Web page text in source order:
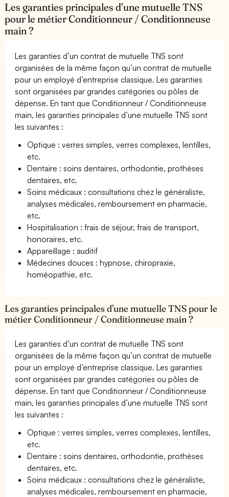
Les garanties principales d’une mutuelle TNS
pour le métier Conditionneur / Conditionneuse
main ?
Les garanties d’un contrat de mutuelle TNS sont
organisées de la même façon qu’un contrat de mutuelle
pour un employé d’entreprise classique. Les garanties
sont organisées par grandes catégories ou pôles de
dépense. En tant que Conditionneur / Conditionneuse
main, les garanties principales d’une mutuelle TNS sont
les suivantes :
Optique : verres simples, verres complexes, lentilles,
etc.
Dentaire : soins dentaires, orthodontie, prothèses
dentaires, etc.
Soins médicaux : consultations chez le généraliste,
analyses médicales, remboursement en pharmacie,
etc.
Hospitalisation : frais de séjour, frais de transport,
honoraires, etc.
Appareillage : auditif
Médecines douces : hypnose, chiropraxie,
homéopathie, etc.
Les garanties principales d’une mutuelle TNS pour le
métier Conditionneur / Conditionneuse main ?
Les garanties d’un contrat de mutuelle TNS sont
organisées de la même façon qu’un contrat de mutuelle
pour un employé d’entreprise classique. Les garanties
sont organisées par grandes catégories ou pôles de
dépense. En tant que Conditionneur / Conditionneuse
main, les garanties principales d’une mutuelle TNS sont
les suivantes :
Optique : verres simples, verres complexes, lentilles,
etc.
Dentaire : soins dentaires, orthodontie, prothèses
dentaires, etc.
Soins médicaux : consultations chez le généraliste,
analyses médicales, remboursement en pharmacie,